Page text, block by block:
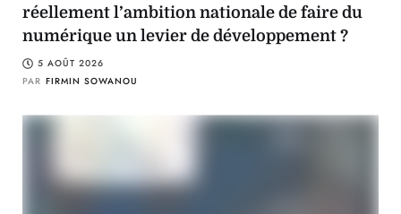
réellement l’ambition nationale de faire du
numérique un levier de développement ?
5 AOÛT 2026
PAR FIRMIN SOWANOU